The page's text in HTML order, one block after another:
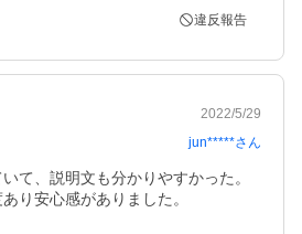
違反報告
2022/5/29
jun*****さん
て、説明文も分かりやすかった。
り安心感がありました。